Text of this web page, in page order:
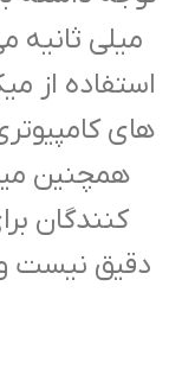
میلی ثانیه
استفاده از
های
همچنین
کنندگان
دقیق نیست